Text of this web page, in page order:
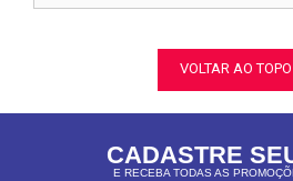
VOLTAR AO TOPO
CADASTRE
E RECEBA TODAS AS